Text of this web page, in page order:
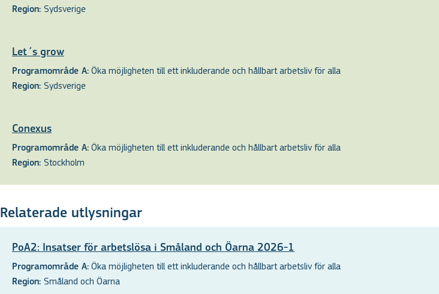
Region: Sydsverige
Let´s grow
Programområde A: Öka möjligheten till ett inkluderande och hållbart arbetsliv för alla
Region: Sydsverige
Conexus
Programområde A: Öka möjligheten till ett inkluderande och hållbart arbetsliv för alla
Region: Stockholm
Relaterade utlysningar
PoA2: Insatser för arbetslösa i Småland och Öarna 2026-1
Programområde A: Öka möjligheten till ett inkluderande och hållbart arbetsliv för alla
Region: Småland och Öarna